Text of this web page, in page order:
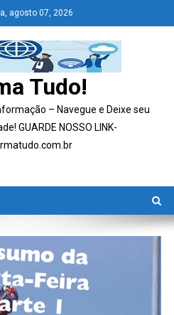
agosto 07, 2026
Tudo!
– Navegue e Deixe seu
GUARDE NOSSO LINK-